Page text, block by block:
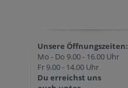
Unsere Öffnungszeiten:
Mo - Do 9.00 - 16.00 Uhr
Fr 9.00 - 14.00 Uhr
Du erreichst uns